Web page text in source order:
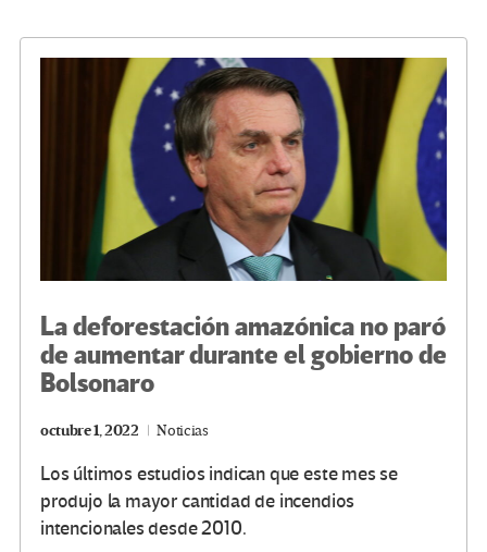
o
m n
ar
tir
La deforestación amazónica no paró
de aumentar durante el gobierno de
Bolsonaro
octubre 1, 2022 Noticias
Los últimos estudios indican que este mes se
produjo la mayor cantidad de incendios
intencionales desde 2010.